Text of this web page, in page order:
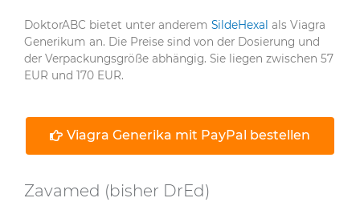
DoktorABC bietet unter anderem SildeHexal als Viagra
Generikum an. Die Preise sind von der Dosierung und
der Verpackungsgröße abhängig. Sie liegen zwischen 57
EUR und 170 EUR.
Viagra Generika mit PayPal bestellen
Zavamed (bisher DrEd)